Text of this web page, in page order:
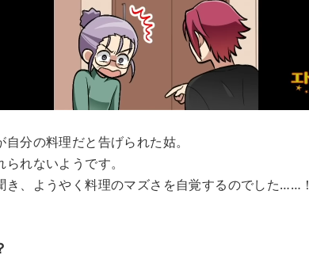
分の料理だと告げられた姑。
れないようです。
き、ようやく料理のマズさを自覚するのでした……！